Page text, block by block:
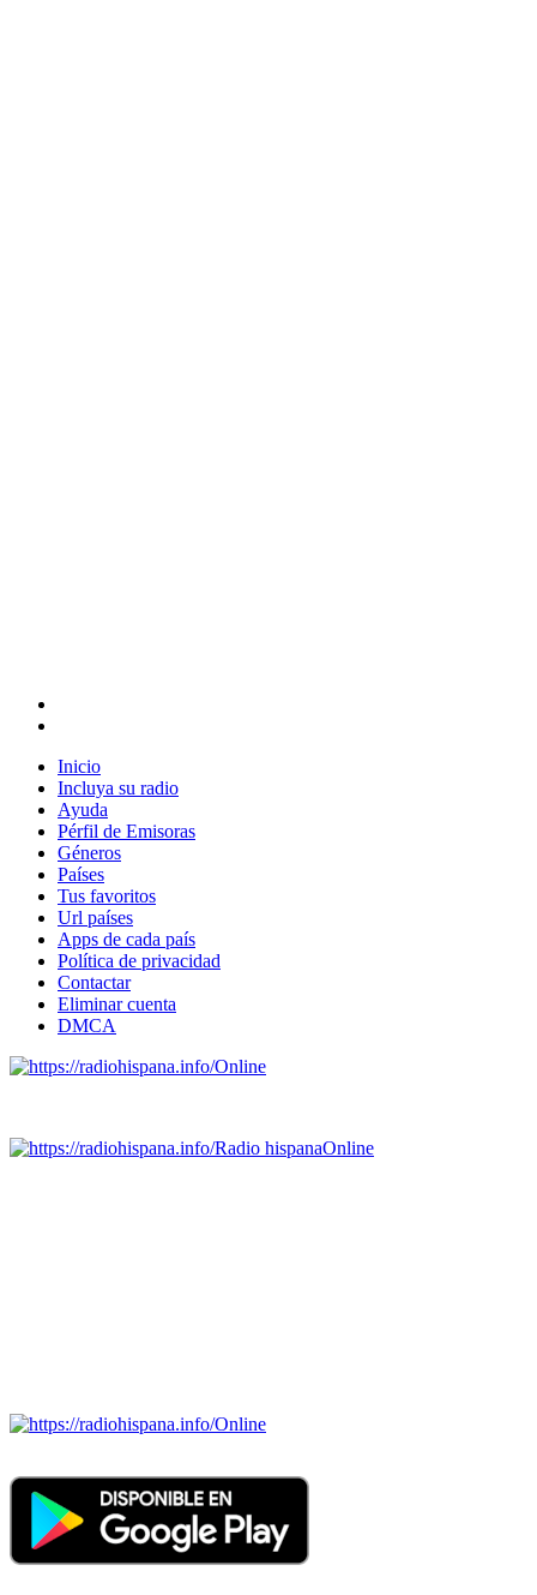
Inicio
Incluya su radio
Ayuda
Pérfil de Emisoras
Géneros
Países
Tus favoritos
Url países
Apps de cada país
Política de privacidad
Contactar
Eliminar cuenta
DMCA
Online
Radio hispanaOnline
Online